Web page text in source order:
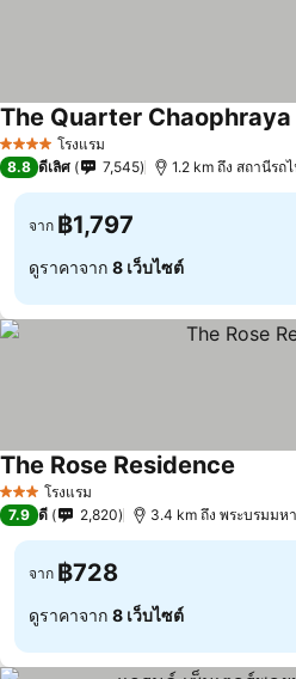
4 ดาว โรงแรม
The Quarter Chaophraya
8.8 ดีเลิศ 7,545 1.2 km ถึง สถานีรถ
จาก ฿1,797
ดูราคาจาก 8 เว็บไซต์
3 ดาว โรงแรม
The Rose Residence
7.9 ดี 2,820 3.4 km ถึง พระบรมมห
จาก ฿728
ดูราคาจาก 8 เว็บไซต์